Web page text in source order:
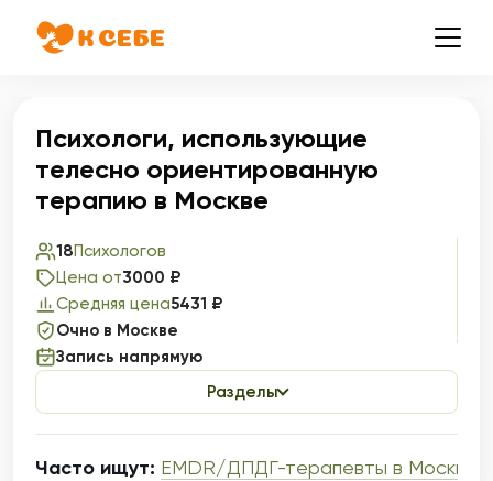
Психологи, использующие
телесно ориентированную
терапию в Москве
18Психологов
Цена от3000 ₽
Средняя цена5431 ₽
Очно в Москве
Запись напрямую
Разделы
Часто ищут: EMDR/ДПДГ-терапевты в Москве